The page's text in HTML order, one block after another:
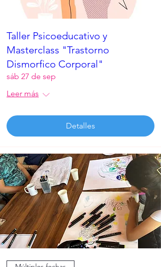
Taller Psicoeducativo y
Masterclass "Trastorno
Dismorfico Corporal"
sáb 27 de sep
Leer más
Detalles